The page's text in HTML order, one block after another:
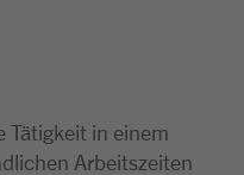
Tätigkeit in einem
Arbeitszeiten